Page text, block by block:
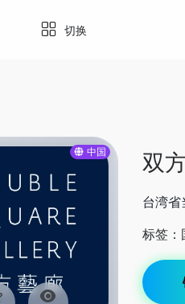
切换
中国 双
台湾省
标签：